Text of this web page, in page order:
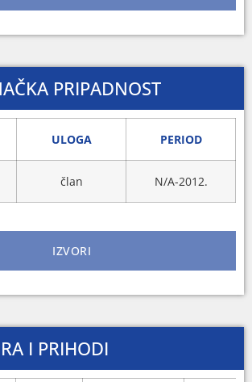
PRIPADNOST
ULOGA PERIOD
član N/A-2012.
IZVORI
I PRIHODI